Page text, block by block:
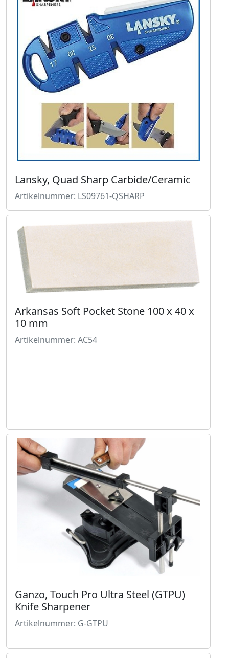
Lansky, Quad Sharp Carbide/Ceramic
Artikelnummer: LS09761-QSHARP
Arkansas Soft Pocket Stone 100 x 40 x
10 mm
Artikelnummer: AC54
Ganzo, Touch Pro Ultra Steel (GTPU)
Knife Sharpener
Artikelnummer: G-GTPU